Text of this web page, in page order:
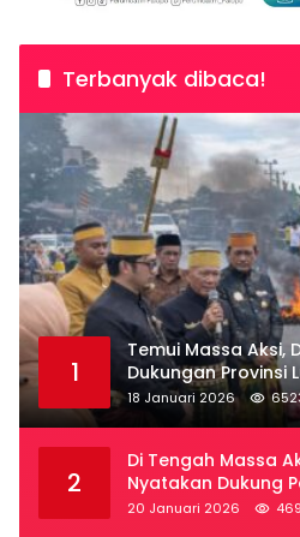
Terbanyak dibaca!
1
Temui Massa Aksi,
Dukungan Provinsi
18 Januari 2026
2
Di Tengah Massa
Nyatakan Dukung
Luwu Raya
20 Januari 2026